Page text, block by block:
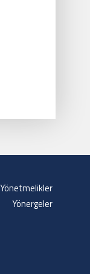
Yönetmelikler
Yönergeler